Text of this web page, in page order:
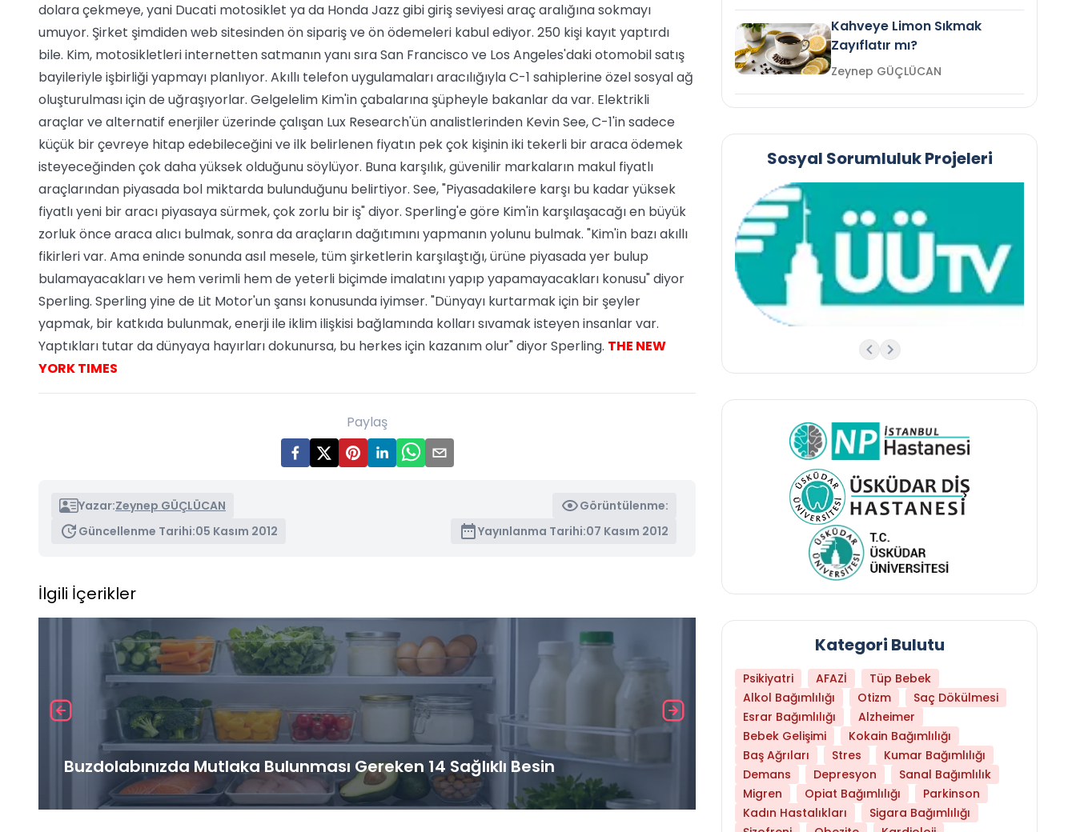
dolara çekmeye, yani Ducati motosiklet ya da Honda Jazz gibi giriş seviyesi araç aralığına sokmayı
umuyor. Şirket şimdiden web sitesinden ön sipariş ve ön ödemeleri kabul ediyor. 250 kişi kayıt yaptırdı
bile. Kim, motosikletleri internetten satmanın yanı sıra San Francisco ve Los Angeles'daki otomobil satış
bayileriyle işbirliği yapmayı planlıyor. Akıllı telefon uygulamaları aracılığıyla C-1 sahiplerine özel sosyal ağ
oluşturulması için de uğraşıyorlar. Gelgelelim Kim'in çabalarına şüpheyle bakanlar da var. Elektrikli
araçlar ve alternatif enerjiler üzerinde çalışan Lux Research'ün analistlerinden Kevin See, C-1'in sadece
küçük bir çevreye hitap edebileceğini ve ilk belirlenen fiyatın pek çok kişinin iki tekerli bir araca ödemek
isteyeceğinden çok daha yüksek olduğunu söylüyor. Buna karşılık, güvenilir markaların makul fiyatlı
araçlarından piyasada bol miktarda bulunduğunu belirtiyor. See, "Piyasadakilere karşı bu kadar yüksek
fiyatlı yeni bir aracı piyasaya sürmek, çok zorlu bir iş" diyor. Sperling'e göre Kim'in karşılaşacağı en büyük
zorluk önce araca alıcı bulmak, sonra da araçların dağıtımını yapmanın yolunu bulmak. "Kim'in bazı akıllı
fikirleri var. Ama eninde sonunda asıl mesele, tüm şirketlerin karşılaştığı, ürüne piyasada yer bulup
bulamayacakları ve hem verimli hem de yeterli biçimde imalatını yapıp yapamayacakları konusu" diyor
Sperling. Sperling yine de Lit Motor'un şansı konusunda iyimser. "Dünyayı kurtarmak için bir şeyler
yapmak, bir katkıda bulunmak, enerji ile iklim ilişkisi bağlamında kolları sıvamak isteyen insanlar var.
Yaptıkları tutar da dünyaya hayırları dokunursa, bu herkes için kazanım olur" diyor Sperling. THE NEW
YORK TIMES
Paylaş
Yazar:Zeynep GÜÇLÜCAN
Görüntülenme:
Güncellenme Tarihi:05 Kasım 2012 Yayınlanma Tarihi:07 Kasım 2012
İlgili İçerikler
Buzdolabınızda Mutlaka Bulunması Gereken 14 Sağlıklı Besin Hangi Yaşta Hangi Testi Yaptırmanız
Kahveye Limon Sıkmak
Zayıflatır mı?
Zeynep GÜÇLÜCAN
Sosyal Sorumluluk Projeleri
Kategori Bulutu
Psikiyatri AFAZİ
Tüp Bebek
Alkol Bağımlılığı
Otizm
Saç Dökülmesi
Esrar Bağımlılığı
Alzheimer
Bebek Gelişimi
Kokain Bağımlılığı
Baş Ağrıları
Stres
Kumar Bağımlılığı
Demans
Depresyon
Sanal Bağımlılık
Migren
Opiat Bağımlılığı
Parkinson
Kadın Hastalıkları
Sigara Bağımlılığı